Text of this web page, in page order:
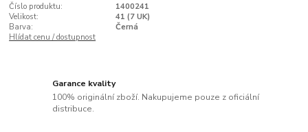
Číslo produktu:
1400241
Velikost:
41 (7 UK)
Barva:
Černá
Hlídat cenu / dostupnost
Garance kvality
100% originální zboží. Nakupujeme pouze z oficiální
distribuce.